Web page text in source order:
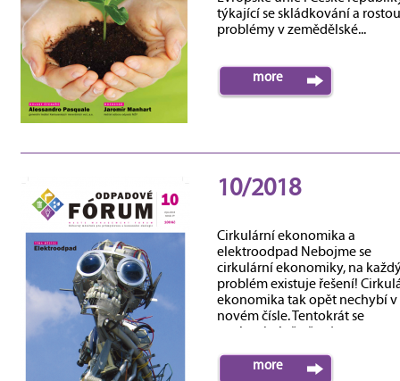
týkající se skládkování a
problémy v zemědělské...
more
10/2018
Cirkulární ekonomika a
elektroodpad Nebojme se
cirkulární ekonomiky, na
problém existuje řešení!
ekonomika tak opět nechybí v
novém čísle. Tentokrát se
more